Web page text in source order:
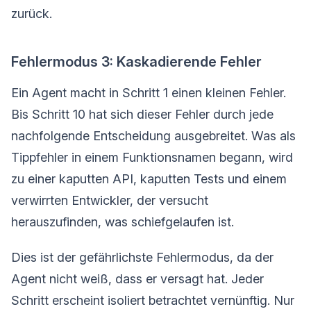
zurück.
Fehlermodus 3: Kaskadierende Fehler
Ein Agent macht in Schritt 1 einen kleinen Fehler.
Bis Schritt 10 hat sich dieser Fehler durch jede
nachfolgende Entscheidung ausgebreitet. Was als
Tippfehler in einem Funktionsnamen begann, wird
zu einer kaputten API, kaputten Tests und einem
verwirrten Entwickler, der versucht
herauszufinden, was schiefgelaufen ist.
Dies ist der gefährlichste Fehlermodus, da der
Agent nicht weiß, dass er versagt hat. Jeder
Schritt erscheint isoliert betrachtet vernünftig. Nur